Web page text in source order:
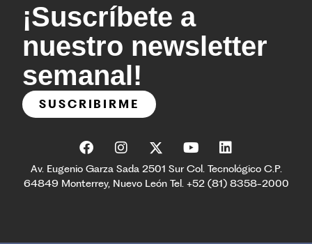
¡Suscríbete a
nuestro newsletter
semanal!
SUSCRIBIRME
Av. Eugenio Garza Sada 2501 Sur Col. Tecnológico C.P.
64849 Monterrey, Nuevo León Tel. +52 (81) 8358-2000